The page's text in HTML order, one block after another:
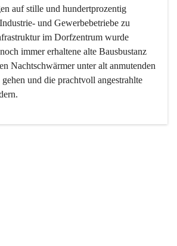
auf stille und hundertprozentig
und Gewerbebetriebe zu
im Dorfzentrum wurde
immer erhaltene alte Bausbustanz
Nachtschwärmer unter alt anmutenden
und die prachtvoll angestrahlte
heute nicht mehr, ist aber integrativer